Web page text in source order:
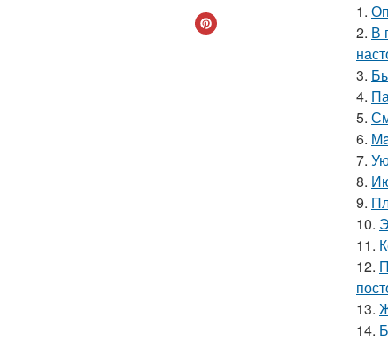
1.
2. В
3.
4.
5.
6.
7.
8.
9.
10.
11.
12.
13.
14.